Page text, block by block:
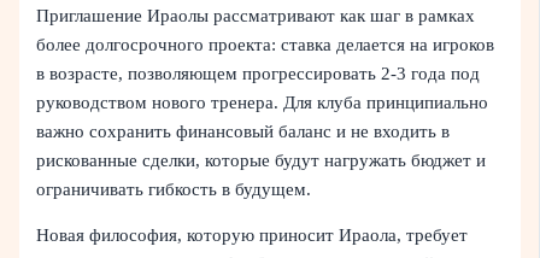
Приглашение Ираолы рассматривают как шаг в рамках
более долгосрочного проекта: ставка делается на игроков
в возрасте, позволяющем прогрессировать 2-3 года под
руководством нового тренера. Для клуба принципиально
важно сохранить финансовый баланс и не входить в
рискованные сделки, которые будут нагружать бюджет и
ограничивать гибкость в будущем.
Новая философия, которую приносит Ираола, требует